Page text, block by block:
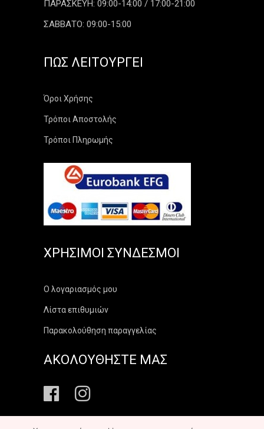
ΠΑΡΑΣΚΕΥΗ: 09:00-14:00 / 17:00-21:00
ΣΑΒΒΑΤΟ: 09:00-15:00
ΠΏΣ ΛΕΙΤΟΥΡΓΕΊ
Όροι Χρήσης
Τρόποι Αποστολής
Τρόποι Πληρωμής
ΧΡΉΣΙΜΟΙ ΣΎΝΔΕΣΜΟΙ
Ο λογαριασμός μου
Λίστα επιθυμιών
Παρακολούθηση παραγγελίας
ΑΚΟΛΟΥΘΗΣΤΕ ΜΑΣ